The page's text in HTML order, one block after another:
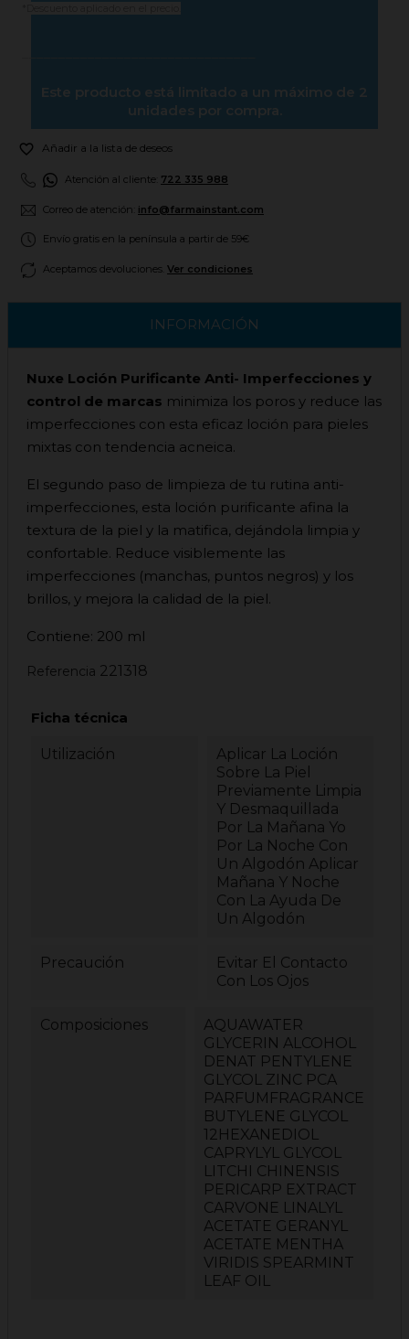
Este producto está limitado a un máximo de 2
unidades por compra.
 Añadir a la lista de deseos
Atención al cliente: 722 335 988
Correo de atención: info@farmainstant.com
Envío gratis en la península a partir de 59€
Aceptamos devoluciones. Ver condiciones
INFORMACIÓN
Nuxe Loción Purificante Anti- Imperfecciones y
control de marcas minimiza los poros y reduce las
imperfecciones con esta eficaz loción para pieles
mixtas con tendencia acneica.
El segundo paso de limpieza de tu rutina anti-
imperfecciones, esta loción purificante afina la
textura de la piel y la matifica, dejándola limpia y
confortable. Reduce visiblemente las
imperfecciones (manchas, puntos negros) y los
brillos, y mejora la calidad de la piel.
Contiene: 200 ml
Referencia 221318
Ficha técnica
Utilización
Aplicar La Loción
Sobre La Piel
Previamente Limpia
Y Desmaquillada
Por La Mañana Yo
Por La Noche Con
Un Algodón Aplicar
Mañana Y Noche
Con La Ayuda De
Un Algodón
Precaución
Evitar El Contacto
Con Los Ojos
Composiciones
AQUAWATER
GLYCERIN ALCOHOL
DENAT PENTYLENE
GLYCOL ZINC PCA
PARFUMFRAGRANCE
BUTYLENE GLYCOL
12HEXANEDIOL
CAPRYLYL GLYCOL
LITCHI CHINENSIS
PERICARP EXTRACT
CARVONE LINALYL
ACETATE GERANYL
ACETATE MENTHA
VIRIDIS SPEARMINT
LEAF OIL